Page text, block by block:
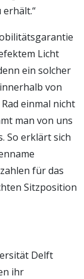
erhält.“
Licht
ein solcher
von
einmal nicht
man von uns
So erklärt sich
für das
Sitzposition
Delft
ihr